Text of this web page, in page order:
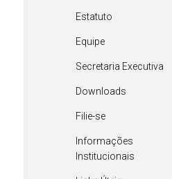
Estatuto
Equipe
Secretaria Executiva
Downloads
Filie-se
Informações
Institucionais